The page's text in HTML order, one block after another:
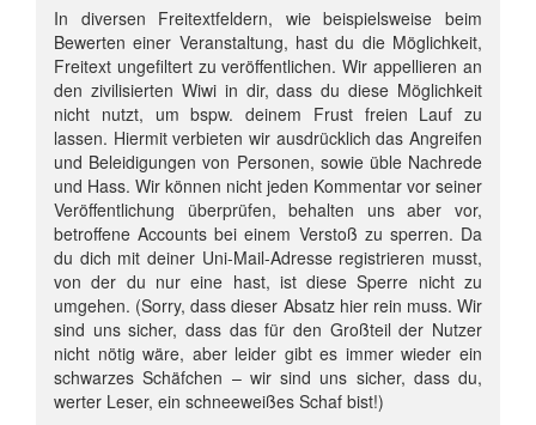
In diversen Freitextfeldern, wie beispielsweise beim
Bewerten einer Veranstaltung, hast du die Möglichkeit,
Freitext ungefiltert zu veröffentlichen. Wir appellieren an
den zivilisierten Wiwi in dir, dass du diese Möglichkeit
nicht nutzt, um bspw. deinem Frust freien Lauf zu
lassen. Hiermit verbieten wir ausdrücklich das Angreifen
und Beleidigungen von Personen, sowie üble Nachrede
und Hass. Wir können nicht jeden Kommentar vor seiner
Veröffentlichung überprüfen, behalten uns aber vor,
betroffene Accounts bei einem Verstoß zu sperren. Da
du dich mit deiner Uni-Mail-Adresse registrieren musst,
von der du nur eine hast, ist diese Sperre nicht zu
umgehen. (Sorry, dass dieser Absatz hier rein muss. Wir
sind uns sicher, dass das für den Großteil der Nutzer
nicht nötig wäre, aber leider gibt es immer wieder ein
schwarzes Schäfchen – wir sind uns sicher, dass du,
werter Leser, ein schneeweißes Schaf bist!)